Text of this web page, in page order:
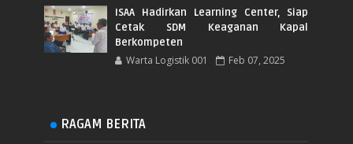
ISAA Hadirkan Learning Center, Siap
Cetak SDM Keaganan Kapal
Berkompeten
Warta Logistik 001 Feb 07, 2025
RAGAM BERITA